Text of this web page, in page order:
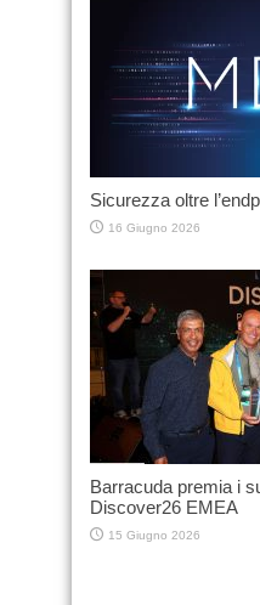
Sicurezza oltre
16 Giugno 2026
Barracuda premia i
Discover26 EMEA
15 Giugno 2026